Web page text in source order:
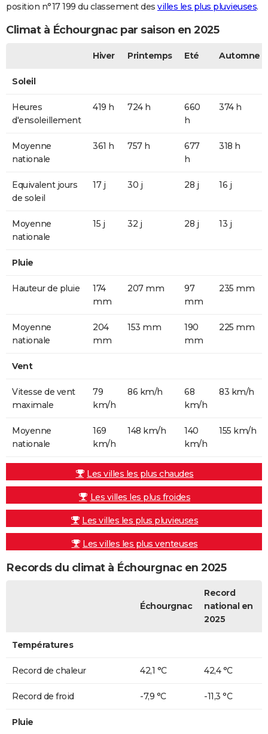
position n°17 199 du classement des villes les plus pluvieuses.
Climat à Échourgnac par saison en 2025
Hiver Printemps Eté Automne
Soleil
Heures
d'ensoleillement
419 h 724 h
660
h
374 h
Moyenne
nationale
361 h 757 h
677
h
318 h
Equivalent jours
de soleil
17 j 30 j 28 j 16 j
Moyenne
nationale
15 j 32 j 28 j 13 j
Pluie
Hauteur de pluie
174
mm
207 mm
97
mm
235 mm
Moyenne
nationale
204
mm
153 mm
190
mm
225 mm
Vent
Vitesse de vent
maximale
79
km/h
86 km/h
68
km/h
83 km/h
Moyenne
nationale
169
km/h
148 km/h
140
km/h
155 km/h
Les villes les plus chaudes
Les villes les plus froides
Les villes les plus pluvieuses
Les villes les plus venteuses
Records du climat à Échourgnac en 2025
Échourgnac
Record
national en
2025
Températures
Record de chaleur 42,1 °C 42,4 °C
Record de froid -7,9 °C -11,3 °C
Pluie